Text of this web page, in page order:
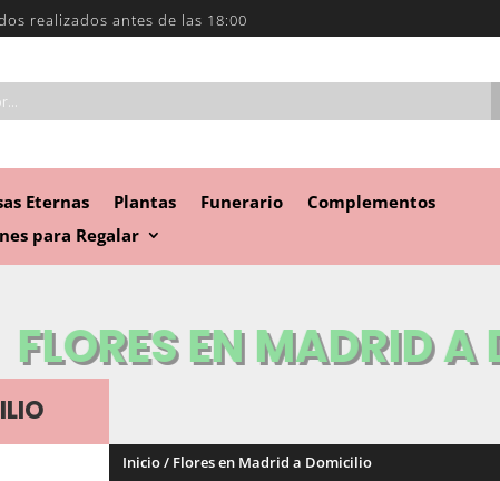
realizados antes de las 18:00
Eternas Plantas Funerario
Complementos
para Regalar
FLORES EN MADRID
Inicio / Flores en Madrid a Domicilio